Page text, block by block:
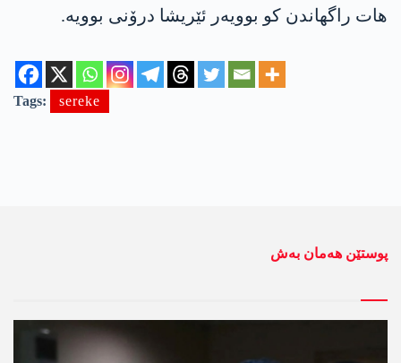
ھات راگھاندن کو بوویەر ئێریشا درۆنی بوویە.
Tags: sereke
پوستێن ھەمان بەش